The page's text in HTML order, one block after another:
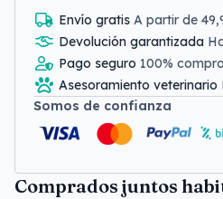
Envío gratis A partir de
Devolución garantizada
Pago seguro 100%
Asesoramiento veterinario
Somos de confianza
Comprados juntos